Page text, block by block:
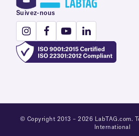
Suivez-nous
© Copyright 2013 – 2026 LabTAG.com.
International